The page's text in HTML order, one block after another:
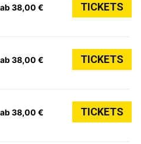
ab 38,00 € TICKETS
ab 38,00 € TICKETS
ab 38,00 € TICKETS